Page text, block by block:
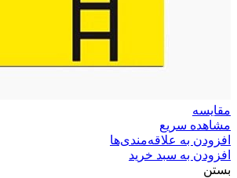
مقایسه
مشاهده سریع
افزودن به علاقه‌مندی‌ها
افزودن به سبد خرید
بستن